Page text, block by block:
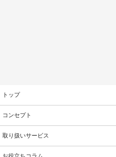
トップ
コンセプト
取り扱いサービス